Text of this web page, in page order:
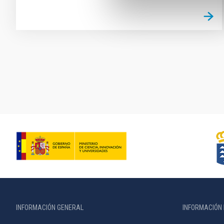
INFORMACIÓN GENERAL INFORMACIÓN